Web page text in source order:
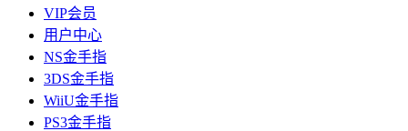
VIP会员
用户中心
NS金手指
3DS金手指
WiiU金手指
PS3金手指